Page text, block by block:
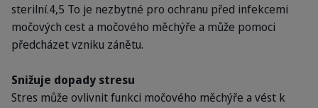
sterilní.4,5 To je nezbytné pro ochranu před infekcemi
močových cest a močového měchýře a může pomoci
předcházet vzniku zánětu.
Snižuje dopady stresu
Stres může ovlivnit funkci močového měchýře a vést k